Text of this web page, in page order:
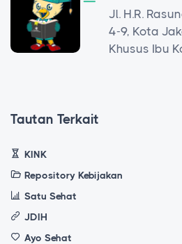
Jl. H.R.
4-9, Kota
Khusus Ibu
Tautan Terkait
KINK
Repository Kebijakan
Satu Sehat
JDIH
Ayo Sehat